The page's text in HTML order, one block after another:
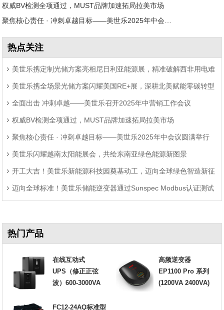
权威BV检测全项通过，MUST品牌加速拓局拉美市场
聚焦核心责任 · 冲刺卓越目标——美世乐2025年中会议圆满举行
热点关注
美世乐携定制光储方案亮相尼日利亚能源展，精准破解西非用电难
题 美世乐携全场景光储方案闪耀美国RE+展，深耕北美赋能零碳转型
全面出击 冲刺卓越——美世乐召开2025年中营销工作会议
权威BV检测全项通过，MUST品牌加速拓局拉美市场
聚焦核心责任 · 冲刺卓越目标——美世乐2025年中会议圆满举行
美世乐闪耀越南太阳能展会，共绘东南亚绿色能源新图景
开工大吉！美世乐新能源科技园奠基动工，迈向全球绿色智造新征
程 迈向全球标准！美世乐储能逆变器通过Sunspec Modbus认证测试
热门产品
在线互动式
UPS（修正正弦
波）600-3000VA
高频逆变器
EP1100 Pro 系列
(1200VA 2400VA)
FC12-24AQ标准型